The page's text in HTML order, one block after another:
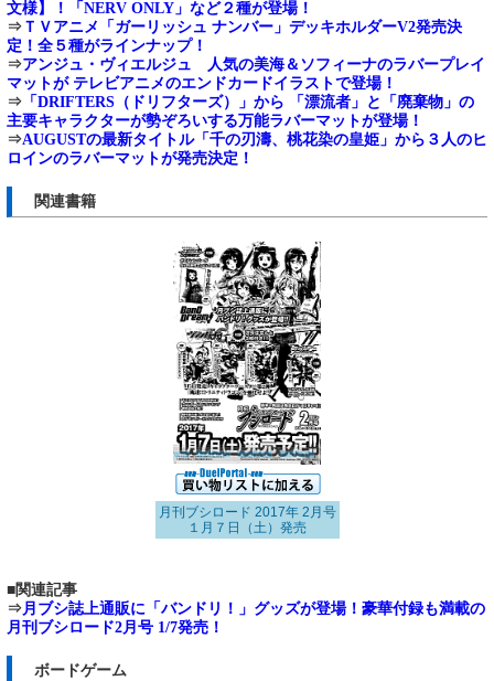
文様】！「NERV ONLY」など２種が登場！
⇒ ＴＶアニメ「ガーリッシュ ナンバー」デッキホルダーV2発売決
定！全５種がラインナップ！
⇒アンジュ・ヴィエルジュ 人気の美海＆ソフィーナのラバープレイ
マットが テレビアニメのエンドカードイラストで登場！
⇒ 「DRIFTERS（ドリフターズ）」から 「漂流者」と「廃棄物」の
主要キャラクターが勢ぞろいする万能ラバーマットが登場！
⇒AUGUSTの最新タイトル「千の刃濤、桃花染の皇姫」から３人のヒ
ロインのラバーマットが発売決定！
関連書籍
月刊ブシロード 2017年 2月号
１月７日（土）発売
■関連記事
⇒月ブシ誌上通販に「バンドリ！」グッズが登場！豪華付録も満載の
月刊ブシロード2月号 1/7発売！
ボードゲーム